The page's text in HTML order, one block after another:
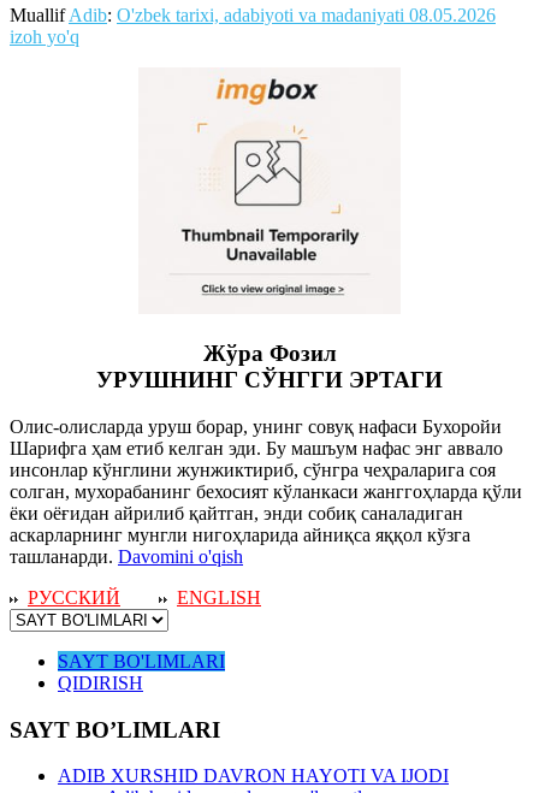
MuallifAdib: O'zbek tarixi, adabiyoti va madaniyati 08.05.2026
izoh yo'q
Жўра Фозил
УРУШНИНГ СЎНГГИ ЭРТАГИ
Олис-олисларда уруш борар, унинг совуқ нафаси Бухоройи
Шарифга ҳам етиб келган эди. Бу машъум нафас энг аввало
инсонлар кўнглини жунжиктириб, сўнгра чеҳраларига соя
солган, мухорабанинг бехосият кўланкаси жанггоҳларда қўли
ёки оёғидан айрилиб қайтган, энди собиқ саналадиган
аскарларнинг мунгли нигоҳларида айниқса яққол кўзга
ташланарди. Davomini o'qish
РУССКИЙ
ENGLISH
SAYT BO'LIMLARI
QIDIRISH
SAYT BO’LIMLARI
ADIB XURSHID DAVRON HAYOTI VA IJODI